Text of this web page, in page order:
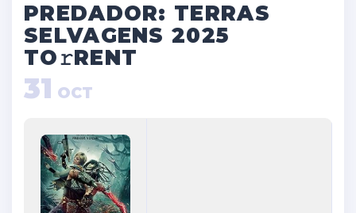
PREDADOR: TERRAS
SELVAGENS 2025
TO𝚛RENT
31 OCT